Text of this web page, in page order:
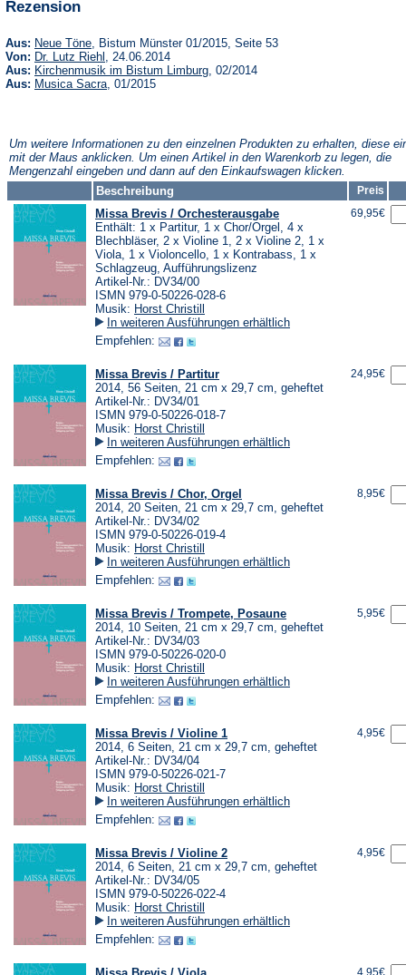
Rezension
Aus: Neue Töne(Öffnet
in
einem
neuen
Tab)
, Bistum Münster 01/2015, Seite 53
Von: Dr. Lutz Riehl
(Öffnet
in
einem
neuen
, 24.06.2014
Aus: Kirchenmusik im Bistum Limburg(Öffnet
, 02/2014
Aus: Musica Sacra(Öffnet
, 01/2015
Um weitere Informationen zu den einzelnen Produkten zu erhalten, diese
mit der Maus anklicken. Um einen Artikel in den Warenkorb zu legen, die
Mengenzahl eingeben und dann auf den Einkaufswagen klicken.
Beschreibung
Preis
Missa Brevis / Orchesterausgabe
Enthält: 1 x Partitur, 1 x Chor/Orgel, 4 x
Blechbläser, 2 x Violine 1, 2 x Violine 2, 1 x
Viola, 1 x Violoncello, 1 x Kontrabass, 1 x
Schlagzeug, Aufführungslizenz
Artikel-Nr.: DV34/00
ISMN 979-0-50226-028-6
Musik: Horst Christill
In weiteren Ausführungen erhältlich
Empfehlen:
69,95€
Missa Brevis / Partitur
2014, 56 Seiten, 21 cm x 29,7 cm, geheftet
Artikel-Nr.: DV34/01
ISMN 979-0-50226-018-7
Musik: Horst Christill
In weiteren Ausführungen erhältlich
Empfehlen:
24,95€
Missa Brevis / Chor, Orgel
2014, 20 Seiten, 21 cm x 29,7 cm, geheftet
Artikel-Nr.: DV34/02
ISMN 979-0-50226-019-4
Musik: Horst Christill
In weiteren Ausführungen erhältlich
Empfehlen:
8,95€
Missa Brevis / Trompete, Posaune
2014, 10 Seiten, 21 cm x 29,7 cm, geheftet
Artikel-Nr.: DV34/03
ISMN 979-0-50226-020-0
Musik: Horst Christill
In weiteren Ausführungen erhältlich
Empfehlen:
5,95€
Missa Brevis / Violine 1
2014, 6 Seiten, 21 cm x 29,7 cm, geheftet
Artikel-Nr.: DV34/04
ISMN 979-0-50226-021-7
Musik: Horst Christill
In weiteren Ausführungen erhältlich
Empfehlen:
4,95€
Missa Brevis / Violine 2
2014, 6 Seiten, 21 cm x 29,7 cm, geheftet
Artikel-Nr.: DV34/05
ISMN 979-0-50226-022-4
Musik: Horst Christill
In weiteren Ausführungen erhältlich
Empfehlen:
4,95€
4,95€